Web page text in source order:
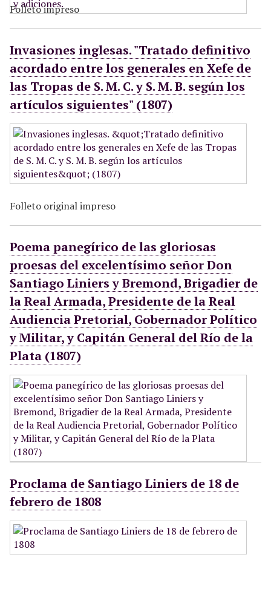
Folleto impreso
Invasiones inglesas. "Tratado definitivo
acordado entre los generales en Xefe de
las Tropas de S. M. C. y S. M. B. según los
artículos siguientes" (1807)
Folleto original impreso
Poema panegírico de las gloriosas
proesas del excelentísimo señor Don
Santiago Liniers y Bremond, Brigadier de
la Real Armada, Presidente de la Real
Audiencia Pretorial, Gobernador Político
y Militar, y Capitán General del Río de la
Plata (1807)
Proclama de Santiago Liniers de 18 de
febrero de 1808